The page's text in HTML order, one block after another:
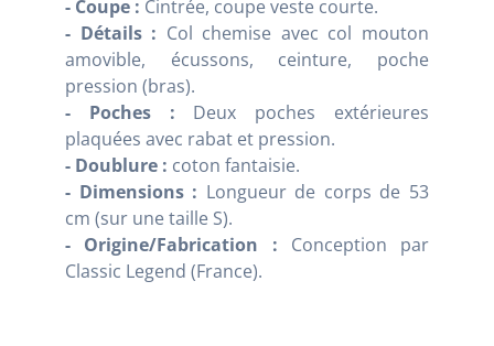
- Coupe : Cintrée, coupe veste courte.
- Détails : Col chemise avec col mouton
amovible, écussons, ceinture, poche
pression (bras).
- Poches : Deux poches extérieures
plaquées avec rabat et pression.
- Doublure : coton fantaisie.
- Dimensions : Longueur de corps de 53
cm (sur une taille S).
- Origine/Fabrication : Conception par
Classic Legend (France).